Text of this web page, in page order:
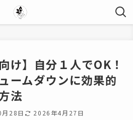
け】自分１人でOK！
ームダウンに効果的
法
28日 2026年4月27日